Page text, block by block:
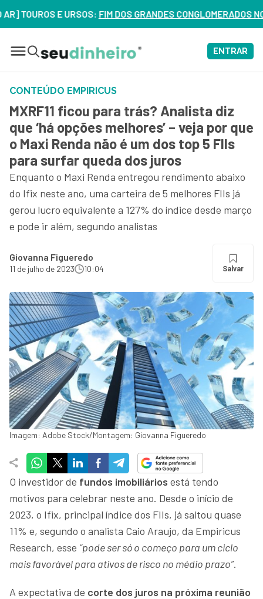
E URSOS:FIM DOS GRANDES CONGLOMERADOS NO
ENTRAR
CONTEÚDO EMPIRICUS
MXRF11 ficou para trás? Analista diz
que ‘há opções melhores’ – veja por que
o Maxi Renda não é um dos top 5 FIIs
para surfar queda dos juros
Enquanto o Maxi Renda entregou rendimento abaixo
do Ifix neste ano, uma carteira de 5 melhores FIIs já
gerou lucro equivalente a 127% do índice desde março
e pode ir além, segundo analistas
Giovanna Figueredo
11 de julho de 2023 10:04 Salvar
Imagem: Adobe Stock/Montagem: Giovanna Figueredo
O investidor de fundos imobiliários está tendo
motivos para celebrar neste ano. Desde o início de
2023, o Ifix, principal índice dos FIIs, já saltou quase
11% e, segundo o analista Caio Araujo, da Empiricus
Research, esse “pode ser só o começo para um ciclo
mais favorável para ativos de risco no médio prazo”.
A expectativa de corte dos juros na próxima reunião